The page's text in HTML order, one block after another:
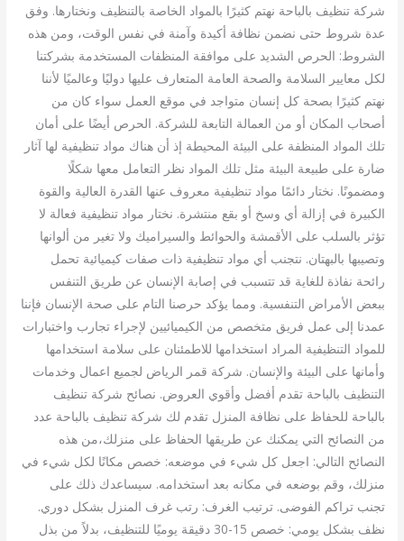
شركة تنظيف بالباحة نهتم كثيرًا بالمواد الخاصة بالتنظيف ونختارها. وفق
عدة شروط حتى نضمن نظافة أكيدة وآمنة في نفس الوقت، ومن هذه
الشروط: الحرص الشديد على موافقة المنظفات المستخدمة بشركتنا
لكل معايير السلامة والصحة العامة المتعارف عليها دوليًا وعالميًا لأننا
نهتم كثيرًا بصحة كل إنسان متواجد في موقع العمل سواء كان من
أصحاب المكان أو من العمالة التابعة للشركة. الحرص أيضًا على أمان
تلك المواد المنظفة على البيئة المحيطة إذ أن هناك مواد تنظيفية لها آثار
ضارة على طبيعة البيئة مثل تلك المواد نظر التعامل معها شكلًا
ومضمونًا. نختار دائمًا مواد تنظيفية معروف عنها القدرة العالية والقوة
الكبيرة في إزالة أي وسخ أو بقع منتشرة. نختار مواد تنظيفية فعالة لا
تؤثر بالسلب على الأقمشة والحوائط والسيراميك ولا تغير من ألوانها
وتصيبها بالبهتان. نتجنب أي مواد تنظيفية ذات صفات كيميائية تحمل
رائحة نفاذة للغاية قد تتسبب في إصابة الإنسان عن طريق التنفس
ببعض الأمراض التنفسية. ومما يؤكد حرصنا التام على صحة الإنسان فإننا
عمدنا إلى عمل فريق متخصص من الكيميائيين لإجراء تجارب واختبارات
للمواد التنظيفية المراد استخدامها للاطمئنان على سلامة استخدامها
وأمانها على البيئة والإنسان. شركة قمر الرياض لجميع اعمال وخدمات
التنظيف بالباحة تقدم أفضل وأقوي العروض. نصائح شركة تنظيف
بالباحة للحفاظ على نظافة المنزل تقدم لك شركة تنظيف بالباحة عدد
من النصائح التي يمكنك عن طريقها الحفاظ على منزلك،من هذه
النصائح التالي: اجعل كل شيء في موضعه: خصص مكانًا لكل شيء في
منزلك، وقم بوضعه في مكانه بعد استخدامه. سيساعدك ذلك على
تجنب تراكم الفوضى. ترتيب الغرف: رتب غرف المنزل بشكل دوري.
نظف بشكل يومي: خصص 15-30 دقيقة يوميًا للتنظيف، بدلاً من بذل